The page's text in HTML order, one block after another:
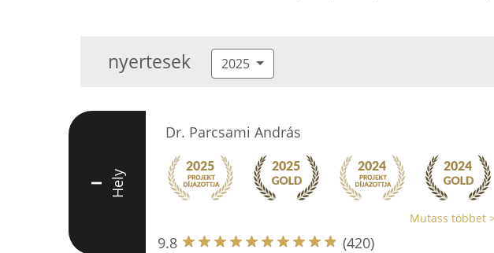
nyertesek 2025
I Hely
Dr. Parcsami András
Mutass többet
9.8 (420)